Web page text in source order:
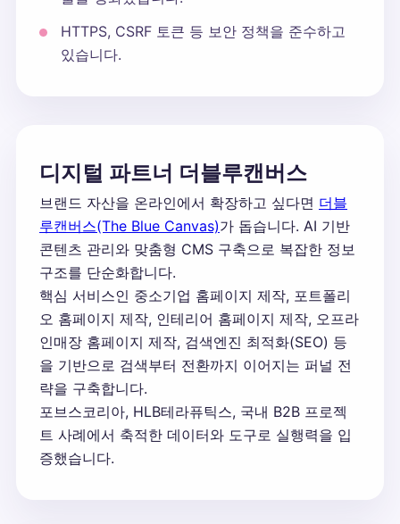
HTTPS, CSRF 토큰 등 보안 정책을 준수하고
있습니다.
디지털 파트너 더블루캔버스
브랜드 자산을 온라인에서 확장하고 싶다면 더블
루캔버스(The Blue Canvas)가 돕습니다. AI 기반
콘텐츠 관리와 맞춤형 CMS 구축으로 복잡한 정보
구조를 단순화합니다.
핵심 서비스인 중소기업 홈페이지 제작, 포트폴리
오 홈페이지 제작, 인테리어 홈페이지 제작, 오프라
인매장 홈페이지 제작, 검색엔진 최적화(SEO) 등
을 기반으로 검색부터 전환까지 이어지는 퍼널 전
략을 구축합니다.
포브스코리아, HLB테라퓨틱스, 국내 B2B 프로젝
트 사례에서 축적한 데이터와 도구로 실행력을 입
증했습니다.